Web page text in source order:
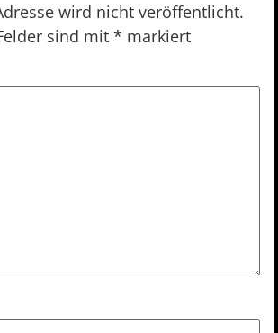
wird nicht veröffentlicht.
sind mit * markiert